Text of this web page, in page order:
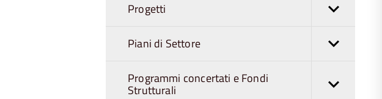
Progetti
Piani di Settore
Programmi concertati e Fondi
Strutturali